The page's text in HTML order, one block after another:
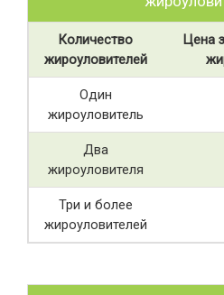
Количество
жироуловителей
Цена
Один
жироуловитель
Два
жироуловителя
Три и более
жироуловителей